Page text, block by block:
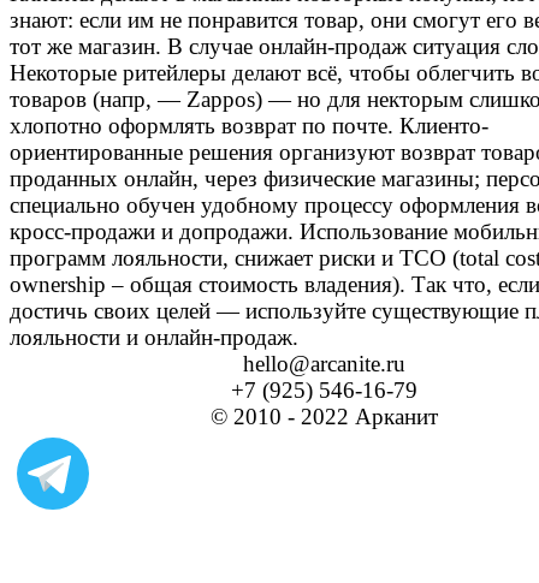
знают: если им не понравится товар, они смогут его
тот же магазин. В случае онлайн-продаж ситуация
Некоторые ритейлеры делают всё, чтобы облегчить
товаров (напр, — Zappos) — но для некторым
хлопотно оформлять возврат по почте. Клиенто-
ориентированные решения организуют возврат
проданных онлайн, через физические магазины;
специально обучен удобному процессу оформления
кросс-продажи и допродажи. Использование
программ лояльности, снижает риски и TCO (total
ownership – общая стоимость владения). Так что,
достичь своих целей — используйте существующие
лояльности и онлайн-продаж.
hello@arcanite.ru
+7 (925) 546-16-79
© 2010 - 2022 Арканит